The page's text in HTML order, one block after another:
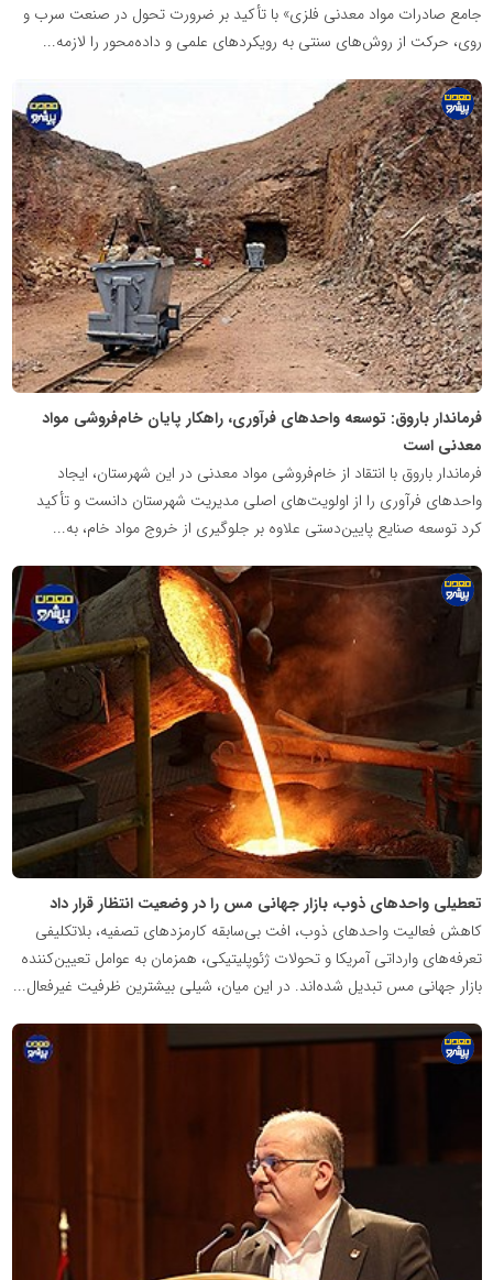
جامع صادرات مواد معدنی فلزی» با تأکید بر ضرورت تحول در صنعت سرب و
روی، حرکت از روش‌های سنتی به رویکردهای علمی و داده‌محور را لازمه...
فرماندار باروق: توسعه واحدهای فرآوری، راهکار پایان خام‌فروشی مواد
معدنی است
فرماندار باروق با انتقاد از خام‌فروشی مواد معدنی در این شهرستان، ایجاد
واحدهای فرآوری را از اولویت‌های اصلی مدیریت شهرستان دانست و تأکید
کرد توسعه صنایع پایین‌دستی علاوه بر جلوگیری از خروج مواد خام، به...
پایگاه
اطلاع
رسانی
معدن
پیشرو
تعطیلی واحدهای ذوب، بازار جهانی مس را در وضعیت انتظار قرار داد
کاهش فعالیت واحدهای ذوب، افت بی‌سابقه کارمزدهای تصفیه، بلاتکلیفی
تعرفه‌های وارداتی آمریکا و تحولات ژئوپلیتیکی، همزمان به عوامل تعیین‌کننده
بازار جهانی مس تبدیل شده‌اند. در این میان، شیلی بیشترین ظرفیت غیرفعال...
پایگاه
معدن